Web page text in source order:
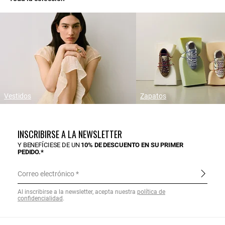
Vestidos Zapatos
INSCRIBIRSE A LA NEWSLETTER
Y BENEFÍCIESE DE UN 10% DE DESCUENTO EN SU PRIMER
PEDIDO.*
Correo electrónico
Al inscribirse a la newsletter, acepta nuestra política de
confidencialidad .